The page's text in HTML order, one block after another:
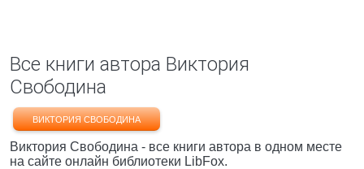
Все книги автора Виктория
Свободина
ВИКТОРИЯ СВОБОДИНА
Виктория Свободина - все книги автора в одном месте
на сайте онлайн библиотеки LibFox.